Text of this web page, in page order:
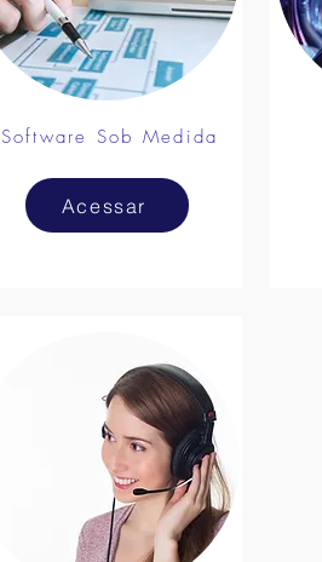
Software Sob Medida
Acessar